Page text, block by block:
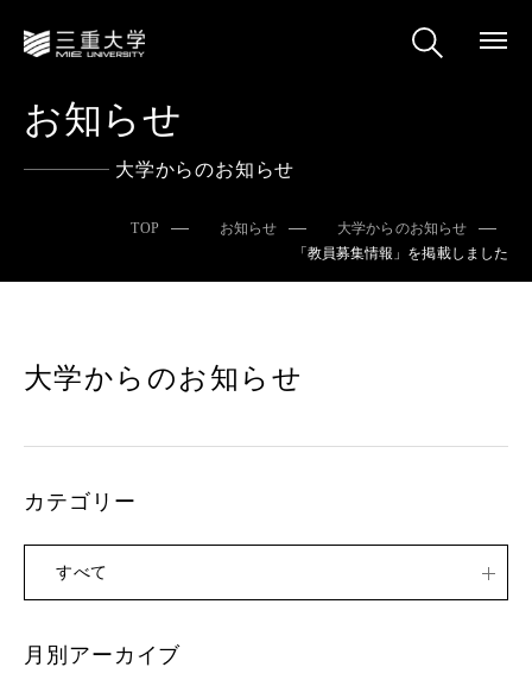
お知らせ
大学からのお知らせ
TOP お知らせ
大学からのお知らせ
「教員募集情報」を掲載しました
大学からのお知らせ
カテゴリー
すべて
月別アーカイブ